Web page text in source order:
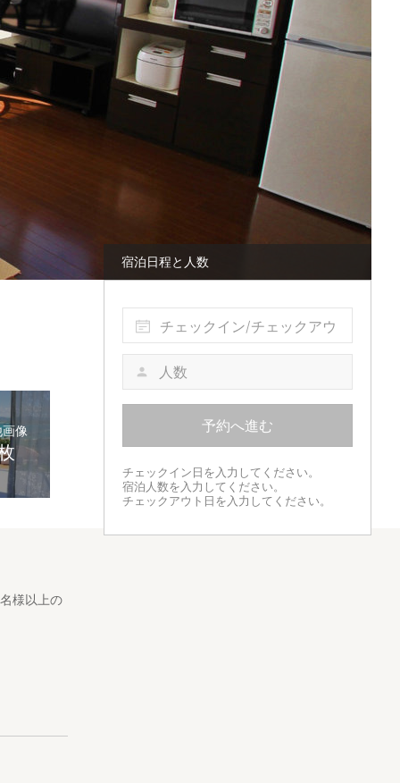
宿泊日程と人数
チェックイン/チェックアウ
ト
予約へ進む
チェックイン日を入力してください。
宿泊人数を入力してください。
チェックアウト日を入力してください。
像
様以上の